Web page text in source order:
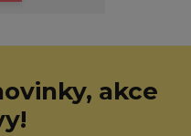
akce